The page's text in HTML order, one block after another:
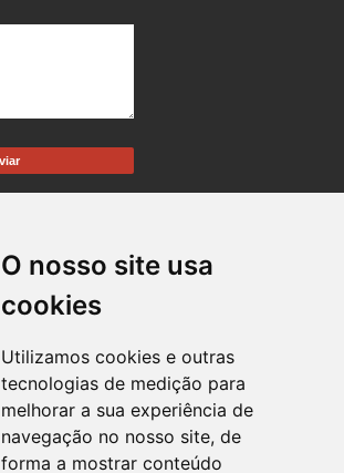
O nosso site usa
cookies
Utilizamos cookies e outras
tecnologias de medição para
melhorar a sua experiência de
navegação no nosso site, de
forma a mostrar conteúdo